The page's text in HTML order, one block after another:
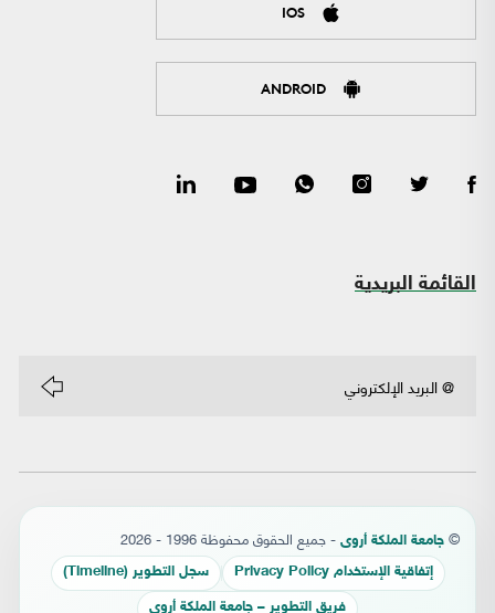
IOS
ANDROID
القائمة البريدية
© جامعة الملكة أروى - جميع الحقوق محفوظة 1996 - 2026
إتفاقية الإستخدام Privacy Policy سجل التطوير (Timeline)
فريق التطوير – جامعة الملكة أروى